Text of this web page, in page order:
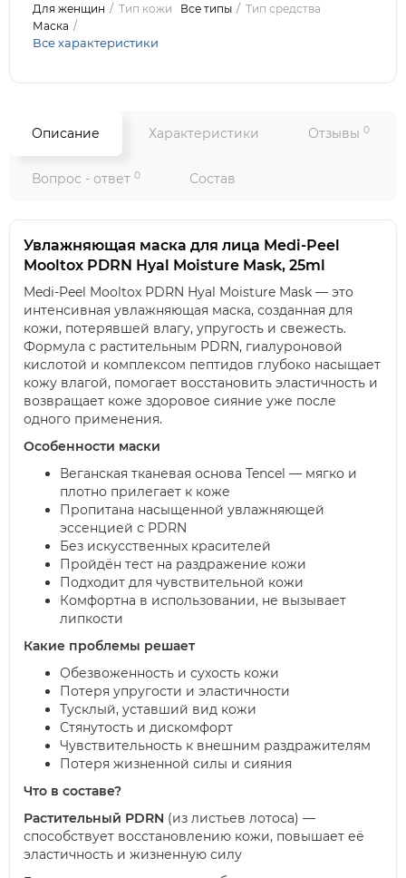
Для женщин
Тип кожи Все типы
Тип средства
Маска
Все характеристики
Описание Характеристики Отзывы 0
Вопрос - ответ 0 Состав
Увлажняющая маска для лица Medi-Peel
Mooltox PDRN Hyal Moisture Mask, 25ml
Medi-Peel Mooltox PDRN Hyal Moisture Mask — это
интенсивная увлажняющая маска, созданная для
кожи, потерявшей влагу, упругость и свежесть.
Формула с растительным PDRN, гиалуроновой
кислотой и комплексом пептидов глубоко насыщает
кожу влагой, помогает восстановить эластичность и
возвращает коже здоровое сияние уже после
одного применения.
Особенности маски
Веганская тканевая основа Tencel — мягко и
плотно прилегает к коже
Пропитана насыщенной увлажняющей
эссенцией с PDRN
Без искусственных красителей
Пройдён тест на раздражение кожи
Подходит для чувствительной кожи
Комфортна в использовании, не вызывает
липкости
Какие проблемы решает
Обезвоженность и сухость кожи
Потеря упругости и эластичности
Тусклый, уставший вид кожи
Стянутость и дискомфорт
Чувствительность к внешним раздражителям
Потеря жизненной силы и сияния
Что в составе?
Растительный PDRN (из листьев лотоса) —
способствует восстановлению кожи, повышает её
эластичность и жизненную силу